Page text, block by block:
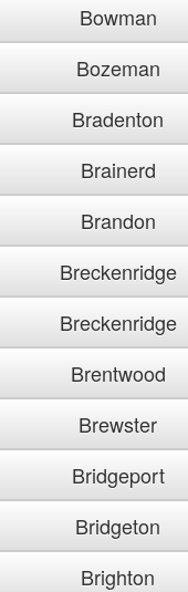
Bowman
Bozeman
Bradenton
Brainerd
Brandon
Breckenridge
Breckenridge
Brentwood
Brewster
Bridgeport
Bridgeton
Brighton